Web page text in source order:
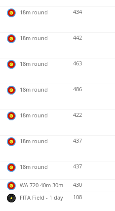
18m round 434
18m round 442
18m round 463
18m round 486
18m round 422
18m round 437
18m round 437
WA 720 40m 30m
430
FITA Field - 1 day 108